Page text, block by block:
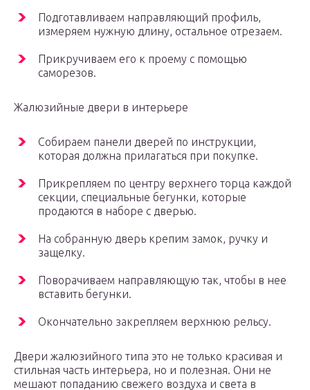
Подготавливаем направляющий профиль,
измеряем нужную длину, остальное отрезаем.
Прикручиваем его к проему с помощью
саморезов.
Жалюзийные двери в интерьере
Собираем панели дверей по инструкции,
которая должна прилагаться при покупке.
Прикрепляем по центру верхнего торца каждой
секции, специальные бегунки, которые
продаются в наборе с дверью.
На собранную дверь крепим замок, ручку и
защелку.
Поворачиваем направляющую так, чтобы в нее
вставить бегунки.
Окончательно закрепляем верхнюю рельсу.
Двери жалюзийного типа это не только красивая и
стильная часть интерьера, но и полезная. Они не
мешают попаданию свежего воздуха и света в